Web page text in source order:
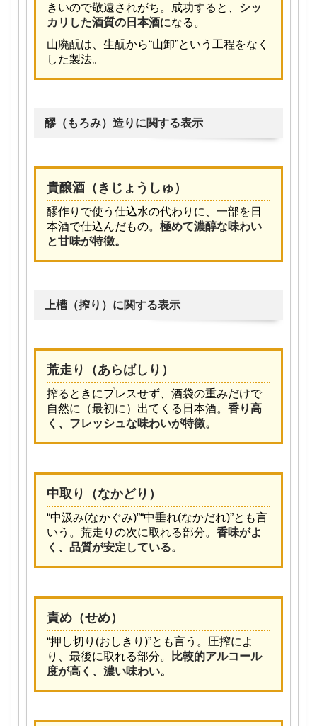
きいので敬遠されがち。成功すると、 シッ
カリした酒質の日本酒になる。
山廃酛は、生酛から“山卸”という工程をなく
した製法。
醪（もろみ）造りに関する表示
貴醸酒（きじょうしゅ）
醪作りで使う仕込水の代わりに、一部を日
本酒で仕込んだもの。 極めて濃醇な味わい
と甘味が特徴。
上槽（搾り）に関する表示
荒走り（あらばしり）
搾るときにプレスせず、酒袋の重みだけで
自然に（最初に）出てくる日本酒。 香り高
く、フレッシュな味わいが特徴。
中取り（なかどり）
“中汲み(なかぐみ)”“中垂れ(なかだれ)”とも言
いう。荒走りの次に取れる部分。 香味がよ
く、品質が安定している。
責め（せめ）
“押し切り(おしきり)”とも言う。圧搾によ
り、最後に取れる部分。
比較的アルコール
度が高く、濃い味わい。